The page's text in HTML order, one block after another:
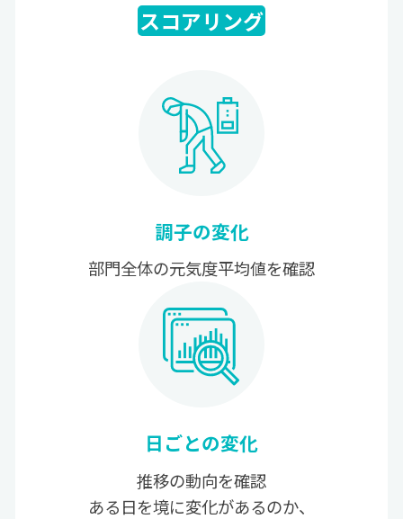
スコアリング
調子の変化
部門全体の元気度平均値を確認
日ごとの変化
推移の動向を確認
ある日を境に変化があるのか、